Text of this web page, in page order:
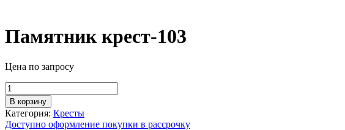
Памятник крест-103
Цена по запросу
Количество
товара
Памятник
крест-103
В корзину
Категория: Кресты
Доступно оформление покупки в рассрочку